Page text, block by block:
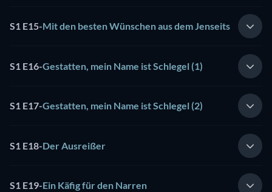
S1 E15-Mit den besten Wünschen aus dem Jenseits
S1 E16-Gestatten, mein Name ist Schlegel (1)
S1 E17-Gestatten, mein Name ist Schlegel (2)
S1 E18-Der Ausreißer
S1 E19-Ein Käfig für den Narren